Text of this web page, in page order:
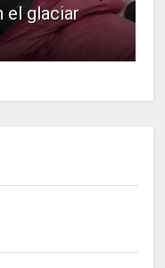
el glaciar